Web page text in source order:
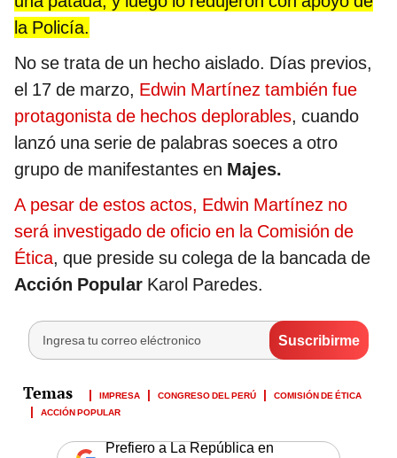
la Policía.
No se trata de un hecho aislado. Días previos,
el 17 de marzo, Edwin Martínez también fue
protagonista de hechos deplorables, cuando
lanzó una serie de palabras soeces a otro
grupo de manifestantes en Majes.
A pesar de estos actos, Edwin Martínez no
será investigado de oficio en la Comisión de
Ética, que preside su colega de la bancada de
Acción Popular Karol Paredes.
IMPRESA CONGRESO DEL PERÚ
COMISIÓN DE ÉTICA
ACCIÓN POPULAR
Prefiero a La República en